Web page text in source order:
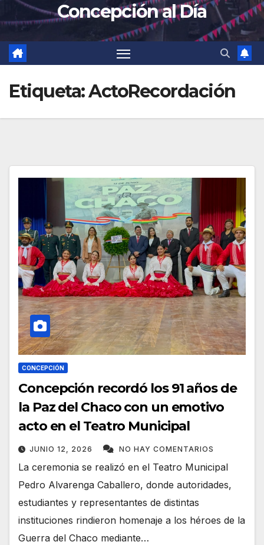
Concepción al Día
Etiqueta:ActoRecordación
CONCEPCIÓN
Concepción recordó los 91 años de
la Paz del Chaco con un emotivo
acto en el Teatro Municipal
JUNIO 12, 2026 NO HAY COMENTARIOS
La ceremonia se realizó en el Teatro Municipal
Pedro Alvarenga Caballero, donde autoridades,
estudiantes y representantes de distintas
instituciones rindieron homenaje a los héroes de la
Guerra del Chaco mediante…